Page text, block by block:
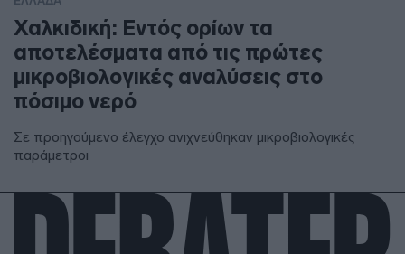
Χαλκιδική: Εντός ορίων τα
αποτελέσματα από τις πρώτες
μικροβιολογικές αναλύσεις στο
πόσιμο νερό
Σε προηγούμενο έλεγχο ανιχνεύθηκαν μικροβιολογικές
παράμετροι